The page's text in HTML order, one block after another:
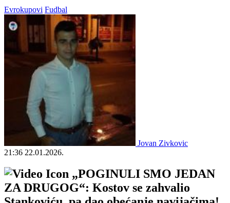
Evrokupovi Fudbal
Jovan Zivkovic
21:36 22.01.2026.
„POGINULI SMO JEDAN
ZA DRUGOG“: Kostov se zahvalio